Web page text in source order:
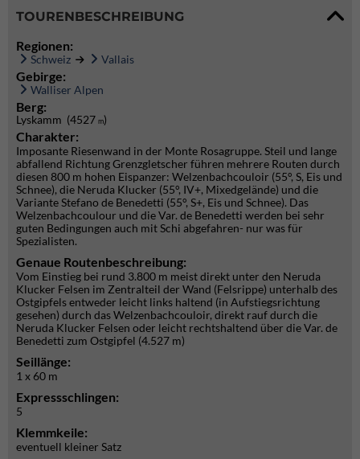
TOURENBESCHREIBUNG
Regionen:
Schweiz Vallais
Gebirge:
Walliser Alpen
Berg:
Lyskamm (4527 m)
Charakter:
Imposante Riesenwand in der Monte Rosagruppe. Steil und lange
abfallend Richtung Grenzgletscher führen mehrere Routen durch
diesen 800 m hohen Eispanzer: Welzenbachcouloir (55°, S, Eis und
Schnee), die Neruda Klucker (55°, IV+, Mixedgelände) und die
Variante Stefano de Benedetti (55°, S+, Eis und Schnee). Das
Welzenbachcoulour und die Var. de Benedetti werden bei sehr
guten Bedingungen auch mit Schi abgefahren- nur was für
Spezialisten.
Genaue Routenbeschreibung:
Vom Einstieg bei rund 3.800 m meist direkt unter den Neruda
Klucker Felsen im Zentralteil der Wand (Felsrippe) unterhalb des
Ostgipfels entweder leicht links haltend (in Aufstiegsrichtung
gesehen) durch das Welzenbachcouloir, direkt rauf durch die
Neruda Klucker Felsen oder leicht rechtshaltend über die Var. de
Benedetti zum Ostgipfel (4.527 m)
Seillänge:
1 x 60 m
Expressschlingen:
5
Klemmkeile:
eventuell kleiner Satz